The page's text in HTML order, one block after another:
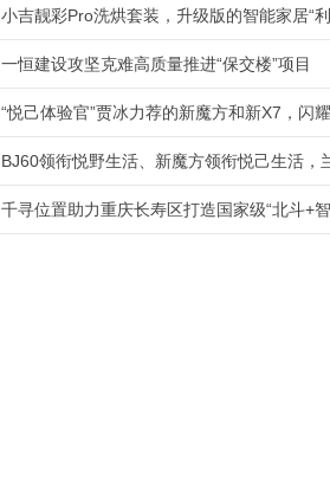
小吉靓彩Pro洗烘套装，升级版的智能家居“
一恒建设攻坚克难高质量推进“保交楼”项目
千寻位置助力重庆长寿区打造国家级“北斗+